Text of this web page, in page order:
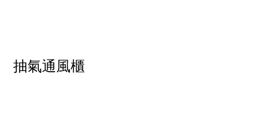
抽氣通風櫃